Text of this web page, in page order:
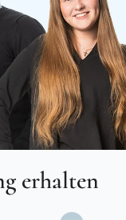
erhalten